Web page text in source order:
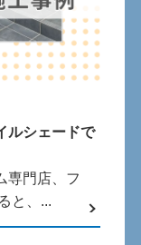
ルシェードで
専門店、フ
と、...